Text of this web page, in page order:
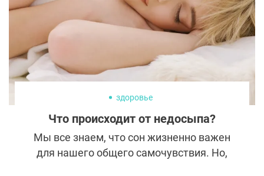
здоровье
Что происходит от недосыпа?
Мы все знаем, что сон жизненно важен
для нашего общего самочувствия. Но,